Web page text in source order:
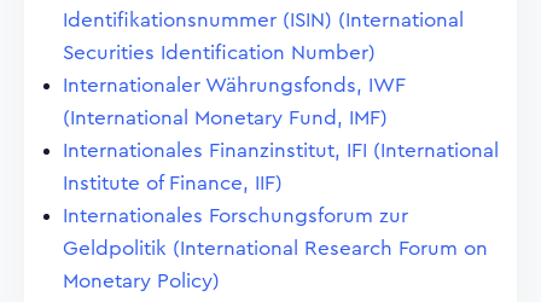
Identifikationsnummer (ISIN) (International
Securities Identification Number)
Internationaler Währungsfonds, IWF
(International Monetary Fund, IMF)
Internationales Finanzinstitut, IFI (International
Institute of Finance, IIF)
Internationales Forschungsforum zur
Geldpolitik (International Research Forum on
Monetary Policy)